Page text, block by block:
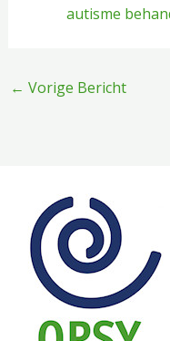
autisme
← Vorige Bericht